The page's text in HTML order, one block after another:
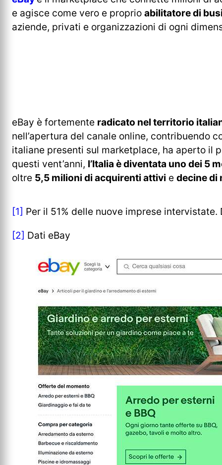
e agisce come vero e proprio abilitatore di
aziende, privati e organizzazioni di ogni
eBay è fortemente radicato nel territorio
nell’apertura del canale online, contribuendo
italiane presenti sul marketplace, ha aperto il
questi vent’anni, l’Italia è diventata uno dei 5
oltre 5,5 milioni di acquirenti attivi e decine di
[1] Per il 51% delle nuove imprese intervistate.
[2] Dati eBay